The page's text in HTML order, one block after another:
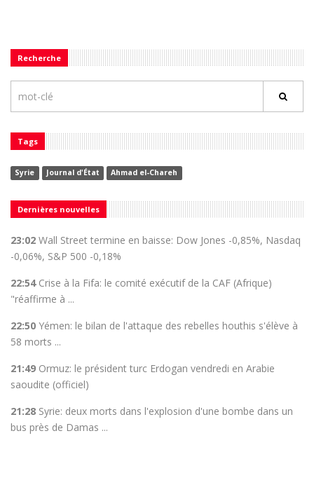
Recherche
Tags
Syrie Journal d'État Ahmad el-Chareh
Dernières nouvelles
23:02 Wall Street termine en baisse: Dow Jones -0,85%, Nasdaq
-0,06%, S&P 500 -0,18%
22:54 Crise à la Fifa: le comité exécutif de la CAF (Afrique)
"réaffirme à ...
22:50 Yémen: le bilan de l'attaque des rebelles houthis s'élève à
58 morts ...
21:49 Ormuz: le président turc Erdogan vendredi en Arabie
saoudite (officiel)
21:28 Syrie: deux morts dans l'explosion d'une bombe dans un
bus près de Damas ...